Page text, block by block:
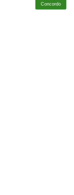
Concordo
Login